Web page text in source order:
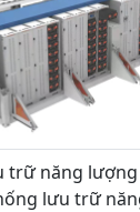
trữ năng
lưu trữ